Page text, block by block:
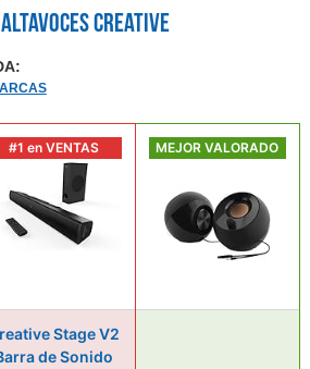
Creative
#1 en VENTAS MEJOR VALORADO
Stage V2
de Sonido